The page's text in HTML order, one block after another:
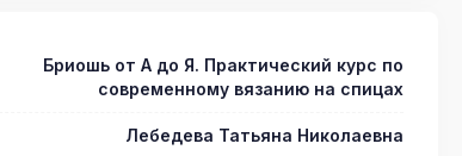
Бриошь от А до Я. Практический курс по
современному вязанию на спицах
Лебедева Татьяна Николаевна